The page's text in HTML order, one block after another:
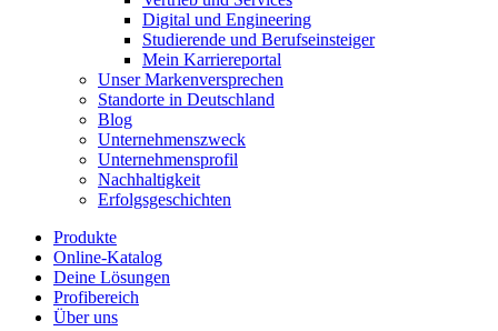
Digital und Engineering
Studierende und Berufseinsteiger
Mein Karriereportal
Unser Markenversprechen
Standorte in Deutschland
Blog
Unternehmenszweck
Unternehmensprofil
Nachhaltigkeit
Erfolgsgeschichten
Produkte
Online-Katalog
Deine Lösungen
Profibereich
Über uns